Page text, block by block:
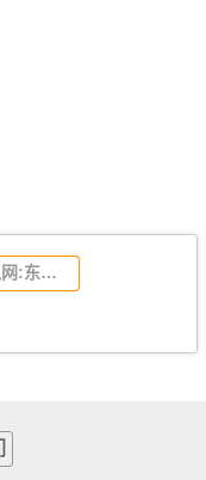
51吃瓜网:东莞到四川省物流专线,东莞到四川省物流公司